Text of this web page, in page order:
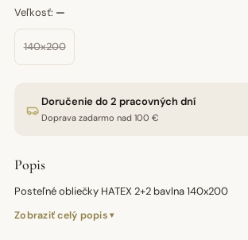
Veľkosť: —
140x200
Doručenie do 2 pracovných dní
Doprava zadarmo nad 100 €
Popis
Posteľné obliečky HATEX 2+2 bavlna 140x200
Zobraziť celý popis